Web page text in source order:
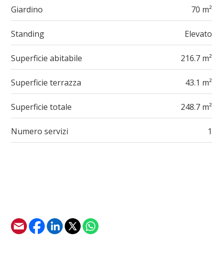
Giardino 70 m²
Standing Elevato
Superficie abitabile 216.7 m²
Superficie terrazza 43.1 m²
Superficie totale 248.7 m²
Numero servizi 1